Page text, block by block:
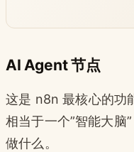
AI Agent 节点
这是 n8n 最核心的功
相当于一个”智能大脑
做什么。